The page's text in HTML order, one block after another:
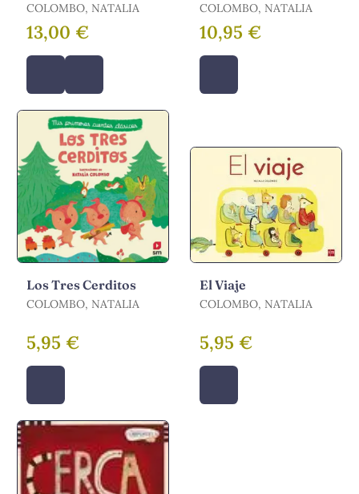
COLOMBO, NATALIA
13,00 €
COLOMBO, NATALIA
10,95 €
Los Tres Cerditos
COLOMBO, NATALIA
5,95 €
El Viaje
COLOMBO, NATALIA
5,95 €